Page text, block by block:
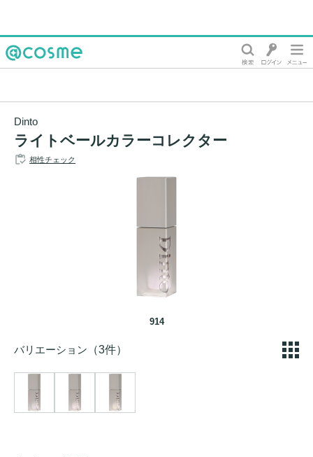
Dinto
ライトベールカラーコレクター
相性チェック
914
バリエーション （3件）